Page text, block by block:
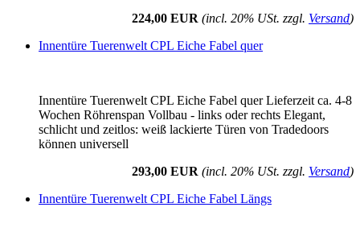
224,00 EUR (incl. 20% USt. zzgl. Versand)
Innentüre Tuerenwelt CPL Eiche Fabel quer
Innentüre Tuerenwelt CPL Eiche Fabel quer Lieferzeit ca. 4-8
Wochen Röhrenspan Vollbau - links oder rechts Elegant,
schlicht und zeitlos: weiß lackierte Türen von Tradedoors
können universell
293,00 EUR (incl. 20% USt. zzgl. Versand)
Innentüre Tuerenwelt CPL Eiche Fabel Längs